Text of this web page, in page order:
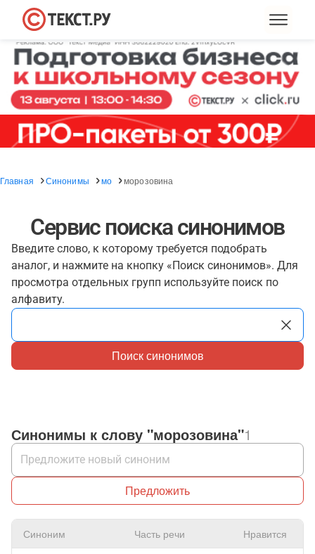
Главная Синонимы мо морозовина
Сервис поиска синонимов
Введите слово, к которому требуется подобрать
аналог, и нажмите на кнопку «Поиск синонимов». Для
просмотра отдельных групп используйте поиск по
алфавиту.
Поиск синонимов
Синонимы к слову "морозовина"1
Предложить
Синоним Часть речи Нравится